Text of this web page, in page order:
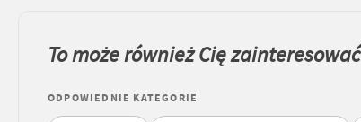
To może również Cię zainteresować
ODPOWIEDNIE KATEGORIE